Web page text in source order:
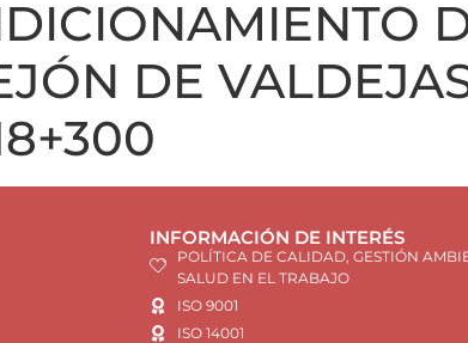
DE
INFORMACIÓN DE INTERÉS
POLÍTICA DE CALIDAD, GESTIÓN
SALUD EN EL TRABAJO
ISO 9001
ISO 14001